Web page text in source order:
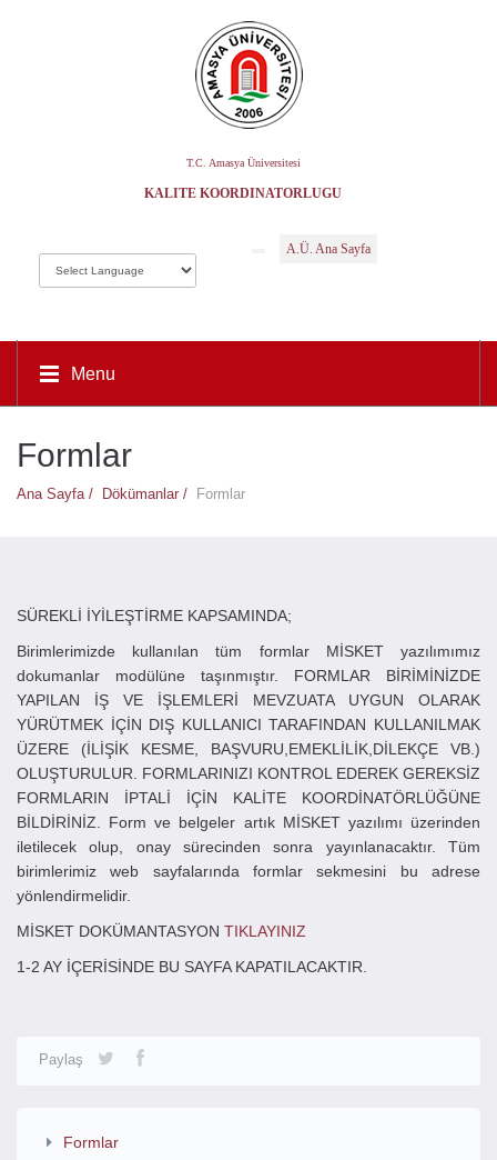
T.C. Amasya Üniversitesi
KALITE KOORDINATÖRLÜĞÜ
A.Ü. Ana Sayfa
Menu
Formlar
Ana Sayfa / Dökümanlar / Formlar
SÜREKLİ İYİLEŞTİRME KAPSAMINDA;
Birimlerimizde kullanılan tüm formlar MİSKET yazılımımız
dokumanlar modülüne taşınmıştır. FORMLAR BİRİMİNİZDE
YAPILAN İŞ VE İŞLEMLERİ MEVZUATA UYGUN OLARAK
YÜRÜTMEK İÇİN DIŞ KULLANICI TARAFINDAN KULLANILMAK
ÜZERE (İLİŞİK KESME, BAŞVURU,EMEKLİLİK,DİLEKÇE VB.)
OLUŞTURULUR. FORMLARINIZI KONTROL EDEREK GEREKSİZ
FORMLARIN İPTALİ İÇİN KALİTE KOORDİNATÖRLÜĞÜNE
BİLDİRİNİZ. Form ve belgeler artık MİSKET yazılımı üzerinden
iletilecek olup, onay sürecinden sonra yayınlanacaktır. Tüm
birimlerimiz web sayfalarında formlar sekmesini bu adrese
yönlendirmelidir.
MİSKET DOKÜMANTASYON TIKLAYINIZ
1-2 AY İÇERİSİNDE BU SAYFA KAPATILACAKTIR.
Paylaş
Formlar